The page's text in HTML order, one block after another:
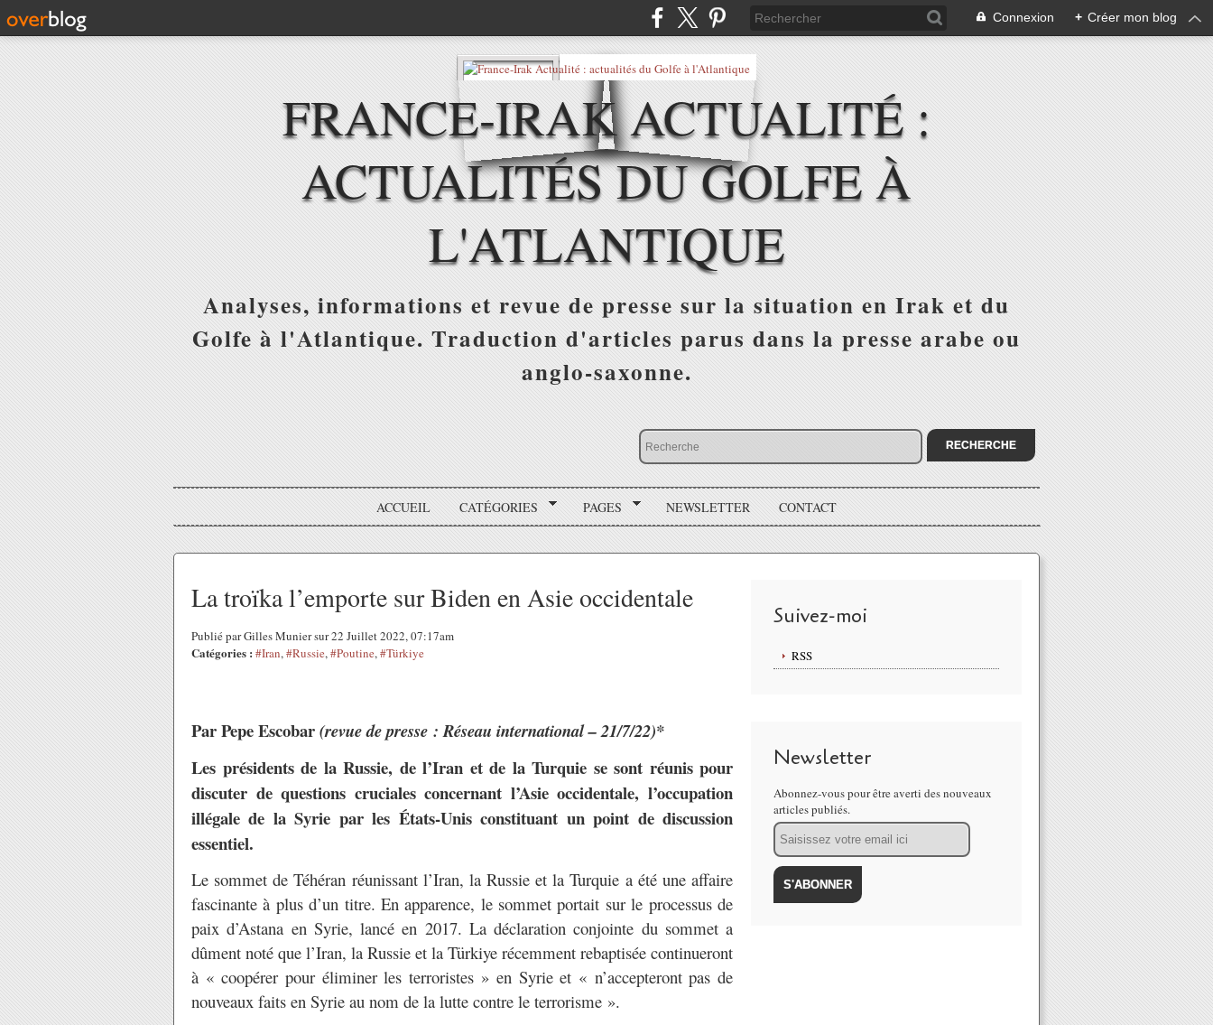
Connexion + Créer mon blog
FRANCE-IRAK ACTUALITÉ :
ACTUALITÉS DU GOLFE À
L'ATLANTIQUE
Analyses, informations et revue de presse sur la situation en Irak et du
Golfe à l'Atlantique. Traduction d'articles parus dans la presse arabe ou
anglo-saxonne.
ACCUEIL CATÉGORIES PAGES NEWSLETTER CONTACT
La troïka l’emporte sur Biden en Asie occidentale
Publié par Gilles Munier sur 22 Juillet 2022, 07:17am
Catégories : #Iran,#Russie,#Poutine,#Türkiye
ParPepe Escobar(revue de presse : Réseau international – 21/7/22)*
Les présidents de la Russie, de l’Iran et de la Turquie se sont réunis pour
discuter de questions cruciales concernant l’Asie occidentale, l’occupation
illégale de la Syrie par les États-Unis constituant un point de discussion
essentiel.
Le sommet de Téhéran réunissant l’Iran, la Russie et la Turquie a été une affaire
fascinante à plus d’un titre. En apparence, le sommet portait sur le processus de
paix d’Astana en Syrie, lancé en 2017. La déclaration conjointe du sommet a
dûment noté que l’Iran, la Russie et la Türkiye récemment rebaptisée continueront
à « coopérer pour éliminer les terroristes » en Syrie et « n’accepteront pas de
nouveaux faits en Syrie au nom de la lutte contre le terrorisme ».
Suivez-moi
RSS
Newsletter
Abonnez-vous pour être averti des nouveaux
articles publiés.
Email